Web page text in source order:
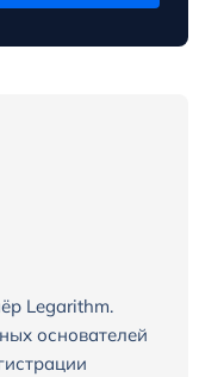
Legarithm.
основателей